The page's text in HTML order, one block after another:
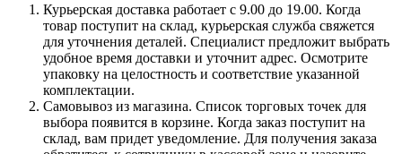
Курьерская доставка работает с 9.00 до 19.00. Когда
товар поступит на склад, курьерская служба свяжется
для уточнения деталей. Специалист предложит выбрать
удобное время доставки и уточнит адрес. Осмотрите
упаковку на целостность и соответствие указанной
комплектации.
Самовывоз из магазина. Список торговых точек для
выбора появится в корзине. Когда заказ поступит на
склад, вам придет уведомление. Для получения заказа